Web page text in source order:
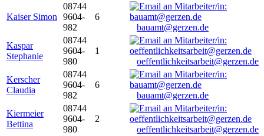
Kaiser Simon
08744
9604-
982
6
bauamt@gerzen.de
Kaspar
Stephanie
08744
9604-
980
1
oeffentlichkeitsarbeit@gerzen.de
Kerscher
Claudia
08744
9604-
982
6
bauamt@gerzen.de
Kiermeier
Bettina
08744
9604-
980
2
oeffentlichkeitsarbeit@gerzen.de